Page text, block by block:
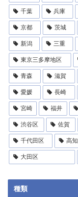
千葉 兵庫
京都 茨城
新潟 三重
東京三多摩地区
青森 滋賀
愛媛 長崎
宮崎 福井
渋谷区 佐賀
千代田区 高知
大田区
種類